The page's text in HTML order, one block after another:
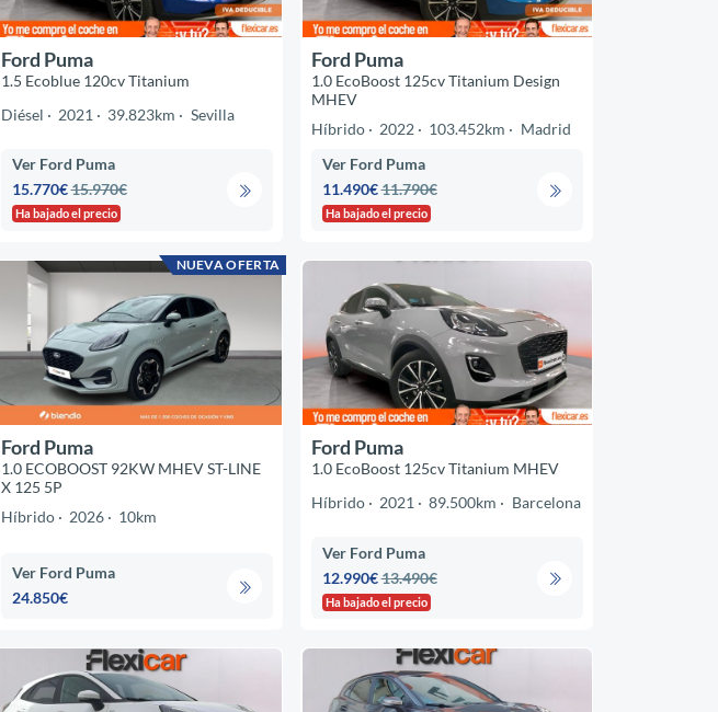
Ford Puma
1.5 Ecoblue 120cv Titanium
Diésel
2021 39.823km Sevilla
Ver Ford Puma
15.770€15.970€
Ha bajado el precio
Ford Puma
1.0 EcoBoost 125cv Titanium Design
MHEV
Híbrido
2022 103.452km
Madrid
Ver Ford Puma
11.490€11.790€
Ha bajado el precio
NUEVA OFERTA
Ford Puma
1.0 ECOBOOST 92KW MHEV ST-LINE
X 125 5P
Híbrido
2026 10km
Ver Ford Puma
24.850€
Ford Puma
1.0 EcoBoost 125cv Titanium MHEV
Híbrido
2021 89.500km Barcelona
Ver Ford Puma
12.990€13.490€
Ha bajado el precio